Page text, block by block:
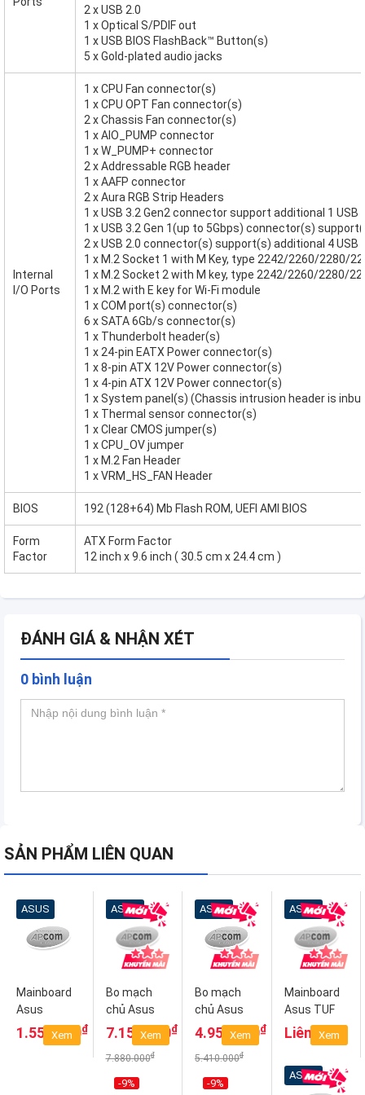
2 x USB 2.0
1 x Optical S/PDIF out
1 x USB BIOS FlashBack™ Button(s)
5 x Gold-plated audio jacks
Internal
I/O Ports
1 x CPU Fan connector(s)
1 x CPU OPT Fan connector(s)
2 x Chassis Fan connector(s)
1 x AIO_PUMP connector
1 x W_PUMP+ connector
2 x Addressable RGB header
1 x AAFP connector
2 x Aura RGB Strip Headers
1 x USB 3.2 Gen2 connector support additional 1
1 x USB 3.2 Gen 1(up to 5Gbps) connector(s)
2 x USB 2.0 connector(s) support(s) additional 4 USB
1 x M.2 Socket 1 with M Key, type 2242/2260/2280/
1 x M.2 Socket 2 with M key, type 2242/2260/2280/
1 x M.2 with E key for Wi-Fi module
1 x COM port(s) connector(s)
6 x SATA 6Gb/s connector(s)
1 x Thunderbolt header(s)
1 x 24-pin EATX Power connector(s)
1 x 8-pin ATX 12V Power connector(s)
1 x 4-pin ATX 12V Power connector(s)
1 x System panel(s) (Chassis intrusion header is
1 x Thermal sensor connector(s)
1 x Clear CMOS jumper(s)
1 x CPU_OV jumper
1 x M.2 Fan Header
1 x VRM_HS_FAN Header
BIOS 192 (128+64) Mb Flash ROM, UEFI AMI BIOS
Form
Factor
ATX Form Factor
12 inch x 9.6 inch ( 30.5 cm x 24.4 cm )
ĐÁNH GIÁ & NHẬN XÉT
0 bình luận
SẢN PHẨM LIÊN QUAN
ASUS
Mainboard
Asus
H110M-D
1.550.000₫
Xem
ASUS
Bo mạch
chủ Asus
Rog Strix
Z490 E
Gaming
7.150.000₫
7.880.000₫
-9%
Xem
ASUS
Bo mạch
chủ Asus
TUF Gaming
Z490 Plus
4.950.000₫
5.410.000₫
-9%
Xem
ASUS
Mainboard
Asus TUF
GAMING
B460-PLUS
Liên hệ
Xem
ASUS